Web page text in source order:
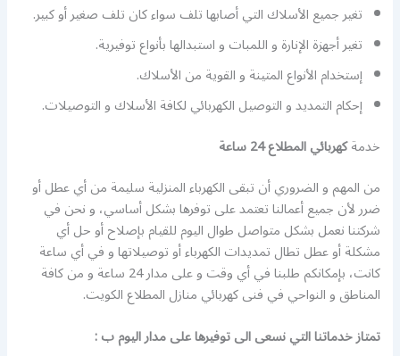
تغير جميع الأسلاك التي أصابها تلف سواء كان تلف صغير أو كبير.
تغير أجهزة الإنارة و اللمبات و استبدالها بأنواع توفيرية.
إستخدام الأنواع المتينة و القوية من الأسلاك.
إحكام التمديد و التوصيل الكهربائي لكافة الأسلاك و التوصيلات.
خدمةكهربائي المطلاع 24 ساعة
من المهم و الضروري أن تبقى الكهرباء المنزلية سليمة من أي عطل أو
ضرر لأن جميع أعمالنا تعتمد على توفرها بشكل أساسي، و نحن في
شركتنا نعمل بشكل متواصل طوال اليوم للقيام بإصلاح أو حل أي
مشكلة أو عطل تطال تمديدات الكهرباء أو توصيلاتها و في أي ساعة
كانت، بإمكانكم طلبنا في أي وقت و على مدار 24 ساعة و من كافة
المناطق و النواحي في فنى كهربائي منازل المطلاع الكويت.
تمتاز خدماتنا التي نسعى الى توفيرها على مدار اليوم ب :